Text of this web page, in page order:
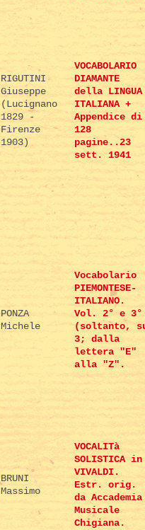
RIGUTINI
Giuseppe
(Lucignano
1829 -
Firenze
1903)
VOCABOLARIO
DIAMANTE
della LINGUA
ITALIANA +
Appendice di
128
pagine..23
sett. 1941
PONZA
Michele
Vocabolario
PIEMONTESE-
ITALIANO.
Vol. 2° e 3°
(soltanto,
3; dalla
lettera "E"
alla "Z".
BRUNI
Massimo
VOCALITà
SOLISTICA in
VIVALDI.
Estr. orig.
da Accademia
Musicale
Chigiana.